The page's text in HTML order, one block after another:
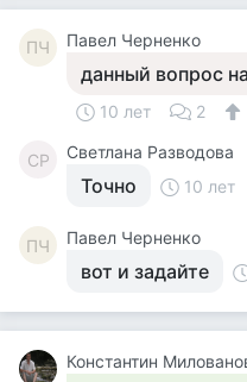
ПЧ Павел Черненко
данный вопрос
10 лет 2
СР Светлана Разводова
Точно 10 лет
ПЧ Павел Черненко
вот и задайте
Константин